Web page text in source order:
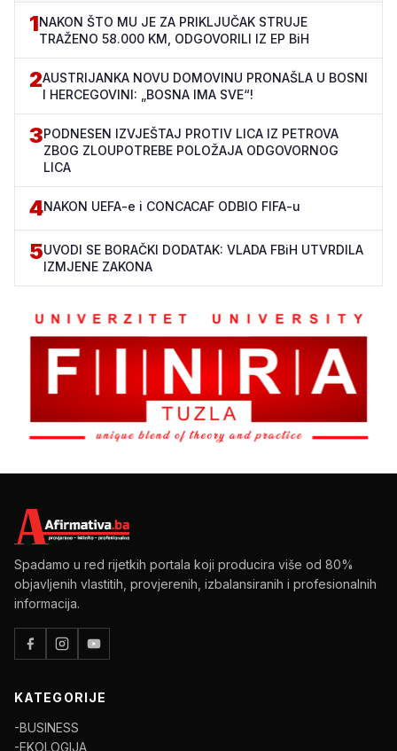
1NAKON ŠTO MU JE ZA PRIKLJUČAK STRUJE
TRAŽENO 58.000 KM, ODGOVORILI IZ EP BiH
2AUSTRIJANKA NOVU DOMOVINU PRONAŠLA U BOSNI
I HERCEGOVINI: „BOSNA IMA SVE“!
3PODNESEN IZVJEŠTAJ PROTIV LICA IZ PETROVA
ZBOG ZLOUPOTREBE POLOŽAJA ODGOVORNOG
LICA
4NAKON UEFA-e i CONCACAF ODBIO FIFA-u
5UVODI SE BORAČKI DODATAK: VLADA FBiH UTVRDILA
IZMJENE ZAKONA
Spadamo u red rijetkih portala koji producira više od 80%
objavljenih vlastitih, provjerenih, izbalansiranih i profesionalnih
informacija.
KATEGORIJE
-BUSINESS
-EKOLOGIJA